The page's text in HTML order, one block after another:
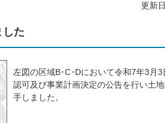
更新
した
左図の区域B･C･Dにおいて令和7年3月
認可及び事業計画決定の公告を行い土
手しました。